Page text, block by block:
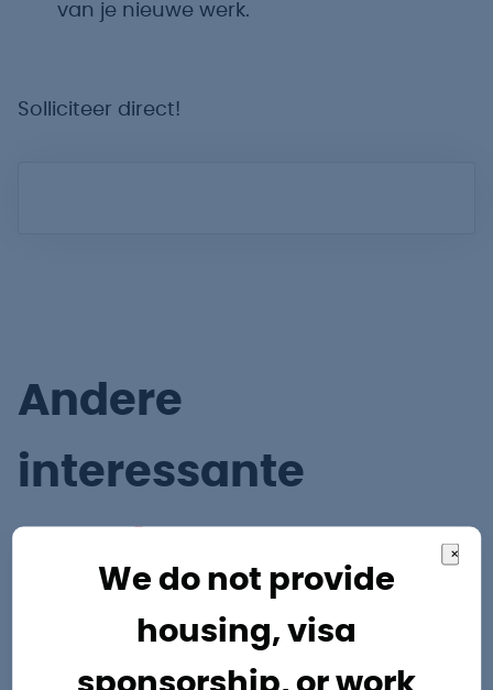
×
We do not provide
housing, visa
sponsorship, or work
van je nieuwe werk.
Solliciteer direct!
Andere
interessante